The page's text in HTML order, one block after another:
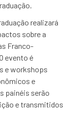
.
realizará
sobre a
Franco-
evento é
e workshops
e
painéis serão
e transmitidos